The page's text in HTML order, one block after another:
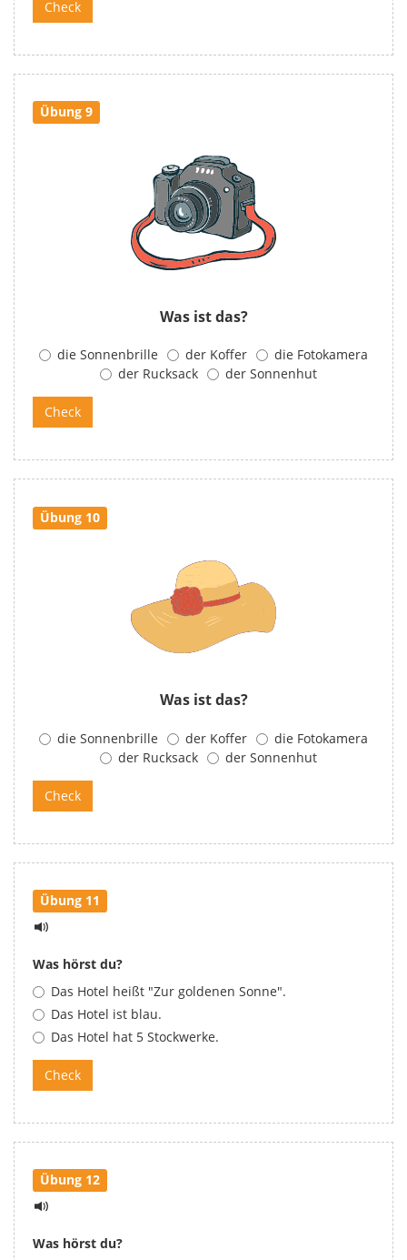
Übung 9
Was ist das?
die Sonnenbrille der Koffer
die Fotokamera
der Rucksack
der Sonnenhut
Übung 10
Was ist das?
die Sonnenbrille der Koffer
die Fotokamera
der Rucksack
der Sonnenhut
Übung 11
Was hörst du?
Das Hotel heißt "Zur goldenen Sonne".
Das Hotel ist blau.
Das Hotel hat 5 Stockwerke.
Übung 12
Was hörst du?